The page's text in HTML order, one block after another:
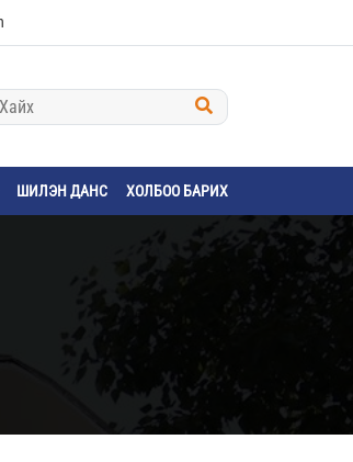
ШИЛЭН ДАНС ХОЛБОО БАРИХ